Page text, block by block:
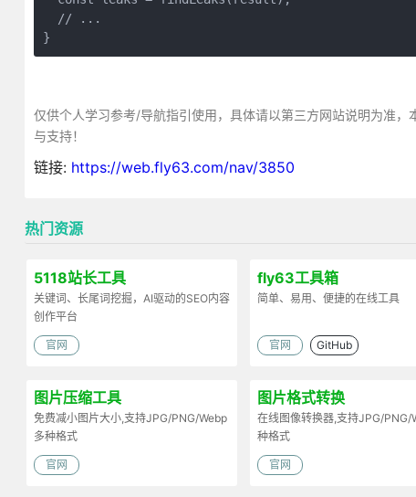
  // ...
}
仅供个人学习参考/导航指引使用，具体请以第三方网站说明为准
与支持！
链接: https://web.fly63.com/nav/3850
热门资源
5118站长工具
关键词、长尾词挖掘，AI驱动的SEO内容
创作平台
官网
fly63工具箱
简单、易用、便捷的在线工具
官网 GitHub
图片压缩工具
免费减小图片大小,支持JPG/PNG/Webp
多种格式
官网
图片格式转换
在线图像转换器,支持JPG/PNG/
种格式
官网